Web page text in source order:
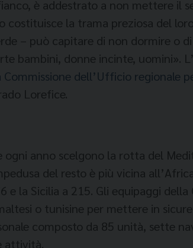
è addestrato a non mettere il
costituisce la trama preziosa del
– può capitare di non dormire o
bambini, donne incinte, uomini».
dell’Ufficio regionale
Lorefice.
ogni anno scelgono la rotta del
del resto è più vicina
la Sicilia a 215. Gli equipaggi
o tunisine per mettere in
composto da 85 unità, sette
attività.